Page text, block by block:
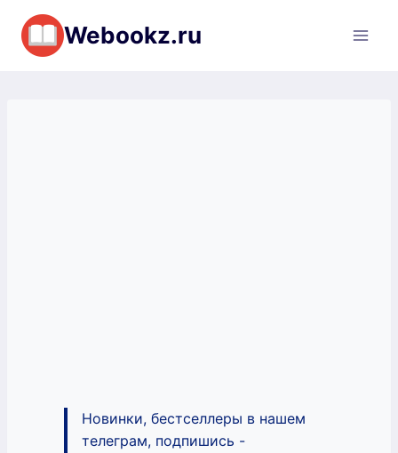
Перейти
содержимому
Webookz.ru
Новинки, бестселлеры в нашем
телеграм, подпишись -